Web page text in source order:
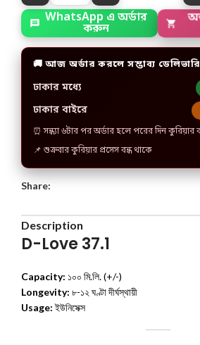
WhatsApp এ অর্ডার
করুন
🚚 আজ অর্ডার করলে সম্ভাব্য ডেলিভারি
ঢাকার মধ্যে
ঢাকার বাইরে
⏰ সন্ধ্যা ৬টার পর অর্ডার হলে পরের দিন কুরিয়ার
📌 শুক্রবার কুরিয়ার প্রসেস বন্ধ থাকে
Share:
Description
D-Love 37.1
Capacity: ১০০ মি.লি. (+/-)
Longevity: ৮-১২ ঘণ্টা দীর্ঘস্থায়ী
Usage:ইউনিসেক্স